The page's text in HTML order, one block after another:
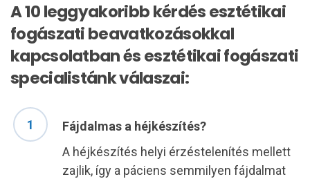
A 10 leggyakoribb kérdés esztétikai
fogászati beavatkozásokkal
kapcsolatban és esztétikai fogászati
specialistánk válaszai:
Fájdalmas a héjkészítés?
A héjkészítés helyi érzéstelenítés mellett
zajlik, így a páciens semmilyen fájdalmat